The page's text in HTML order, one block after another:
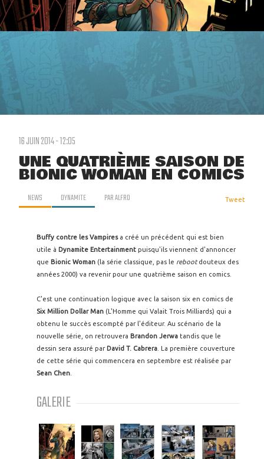
16 JUIN 2014 - 12:05
UNE QUATRIÈME SAISON DE
BIONIC WOMAN EN COMICS
NEWS DYNAMITE PARALFRO Tweet
Buffy contre les Vampiresa créé un précédent qui est bien
utile à Dynamite Entertainment puisqu'ils viennent d'annoncer
que Bionic Woman (la série classique, pas le rebootdouteux des
années 2000) va revenir pour une quatrième saison en comics.
C'est une continuation logique avec la saison six en comics de
Six Million Dollar Man (L'Homme qui Valait Trois Milliards) qui a
obtenu le succès escompté par l'éditeur. Au scénario de la
nouvelle série, on retrouvera Brandon Jerwa tandis que le
dessin sera assuré par David T. Cabrera . La première couverture
de cette série qui commencera en septembre est réalisée par
Sean Chen
GALERIE